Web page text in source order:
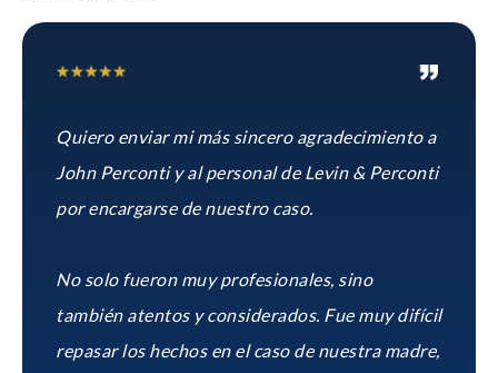
Quiero enviar mi más sincero agradecimiento a
John Perconti y al personal de Levin & Perconti
por encargarse de nuestro caso.
No solo fueron muy profesionales, sino
también atentos y considerados. Fue muy difícil
repasar los hechos en el caso de nuestra madre,